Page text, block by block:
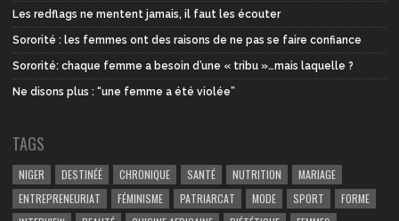
Les redflags ne mentent jamais, il faut les écouter
Sororité : les femmes ont des raisons de ne pas se faire confiance
Sororité: chaque femme a besoin d’une « tribu »…mais laquelle ?
Ne disons plus : “une femme a été violée”
TAGS
NIGER DESTINÉÉ CHRONIQUE SANTÉ NUTRITION
MARIAGE
ENTREPRENEURIAT
FÉMINISME PATRIARCAT MODE SPORT
FORME